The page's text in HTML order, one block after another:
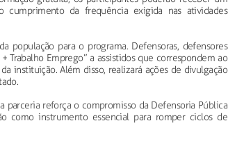
cumprimento da frequência exigida nas atividades
população para o programa. Defensoras, defensores
Trabalho Emprego” a assistidos que correspondem ao
instituição. Além disso, realizará ações de divulgação
parceria reforça o compromisso da Defensoria Pública
como instrumento essencial para romper ciclos de